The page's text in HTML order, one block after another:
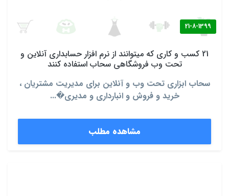
21-8-1399
21 کسب و کاری که میتوانند از نرم افزار حسابداری آنلاین و
تحت وب فروشگاهی سحاب استفاده کنند
سحاب ابزاری تحت وب و آنلاین برای مدیریت‌ مشتریان ،
خرید و فروش و انبارداری و مدیری�...
مشاهده مطلب